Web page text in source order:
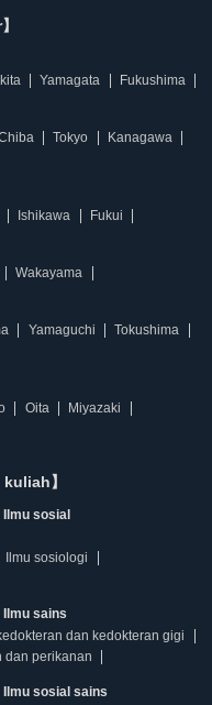
Yamagata Fukushima
Tokyo
Kanagawa
Ishikawa Fukui
Wakayama
Yamaguchi
Tokushima
Oita
Miyazaki
】
sosial
Ilmu sosiologi
sains
dan kedokteran gigi
dan perikanan
sosial sains